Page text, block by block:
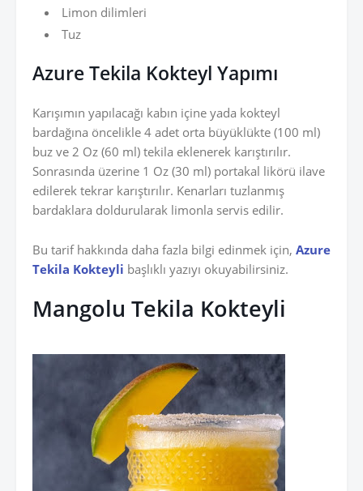
Limon dilimleri
Tuz
Azure Tekila Kokteyl Yapımı
Karışımın yapılacağı kabın içine yada kokteyl
bardağına öncelikle 4 adet orta büyüklükte (100 ml)
buz ve 2 Oz (60 ml) tekila eklenerek karıştırılır.
Sonrasında üzerine 1 Oz (30 ml) portakal likörü ilave
edilerek tekrar karıştırılır. Kenarları tuzlanmış
bardaklara doldurularak limonla servis edilir.
Bu tarif hakkında daha fazla bilgi edinmek için, Azure
Tekila Kokteyli başlıklı yazıyı okuyabilirsiniz.
Mangolu Tekila Kokteyli